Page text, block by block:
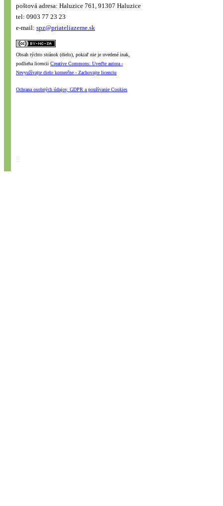
poštová adresa: Haluzice 761, 91307 Haluzice
tel: 0903 77 23 23
e-mail: spz@priateliazeme.sk
Obsah týchto stránok (dielo), pokiaľ nie je uvedené inak,
podlieha licencii Creative Commons: Uveďte autora -
Nevyužívajte dielo komerčne - Zachovajte licenciu
Ochrana osobných údajov, GDPR a používanie Cookies